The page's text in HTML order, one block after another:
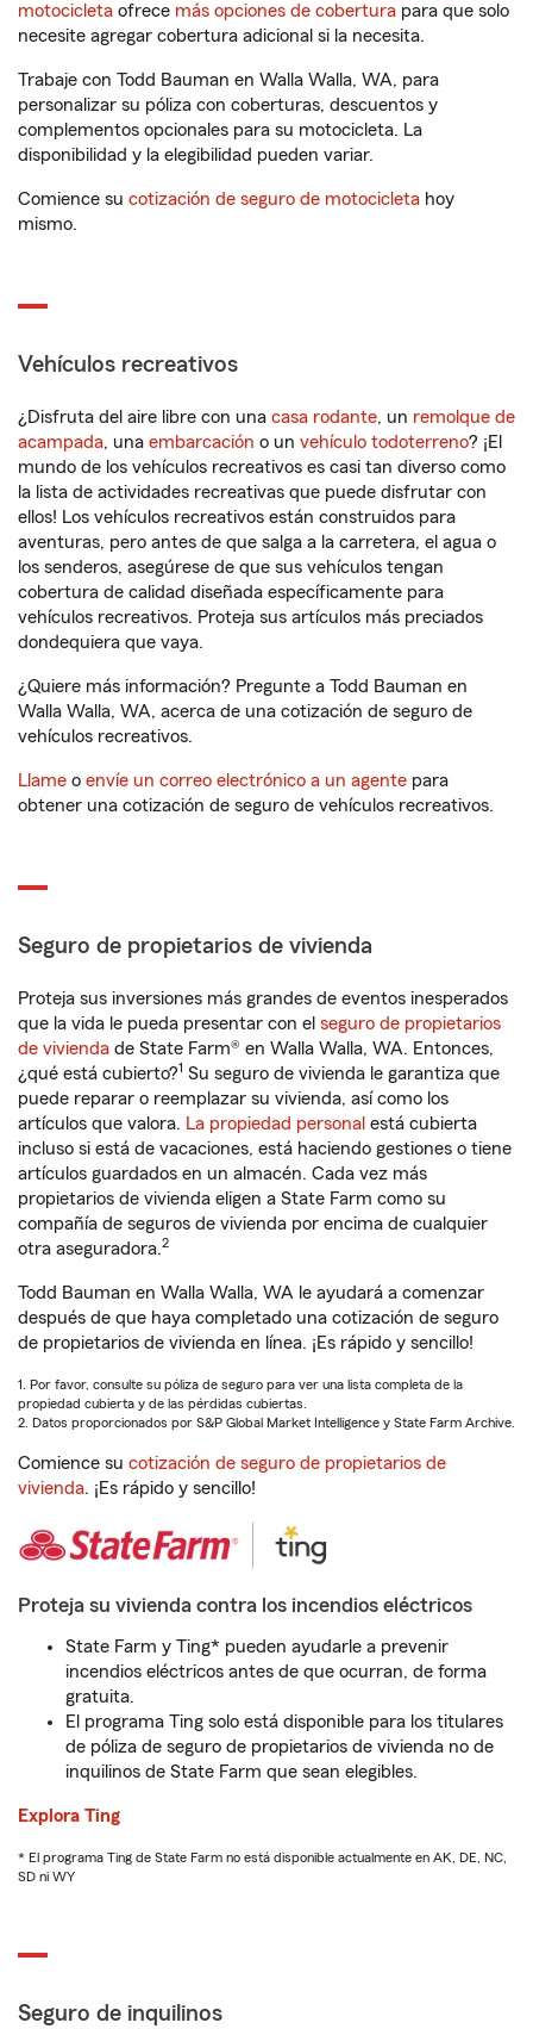
motocicleta ofrece más opciones de cobertura para que solo
necesite agregar cobertura adicional si la necesita.
Trabaje con Todd Bauman en Walla Walla, WA, para
personalizar su póliza con coberturas, descuentos y
complementos opcionales para su motocicleta. La
disponibilidad y la elegibilidad pueden variar.
Comience su cotización de seguro de motocicleta hoy
mismo.
Vehículos recreativos
¿Disfruta del aire libre con una casa rodante, un remolque de
acampada, una embarcación o un vehículo todoterreno? ¡El
mundo de los vehículos recreativos es casi tan diverso como
la lista de actividades recreativas que puede disfrutar con
ellos! Los vehículos recreativos están construidos para
aventuras, pero antes de que salga a la carretera, el agua o
los senderos, asegúrese de que sus vehículos tengan
cobertura de calidad diseñada específicamente para
vehículos recreativos. Proteja sus artículos más preciados
dondequiera que vaya.
¿Quiere más información? Pregunte a Todd Bauman en
Walla Walla, WA, acerca de una cotización de seguro de
vehículos recreativos.
Llame o envíe un correo electrónico a un agente para
obtener una cotización de seguro de vehículos recreativos.
Seguro de propietarios de vivienda
Proteja sus inversiones más grandes de eventos inesperados
que la vida le pueda presentar con el seguro de propietarios
de vivienda de State Farm® en Walla Walla, WA. Entonces,
¿qué está cubierto?1 Su seguro de vivienda le garantiza que
puede reparar o reemplazar su vivienda, así como los
artículos que valora. La propiedad personal está cubierta
incluso si está de vacaciones, está haciendo gestiones o tiene
artículos guardados en un almacén. Cada vez más
propietarios de vivienda eligen a State Farm como su
compañía de seguros de vivienda por encima de cualquier
otra aseguradora.2
Todd Bauman en Walla Walla, WA le ayudará a comenzar
después de que haya completado una cotización de seguro
de propietarios de vivienda en línea. ¡Es rápido y sencillo!
1. Por favor, consulte su póliza de seguro para ver una lista completa de la
propiedad cubierta y de las pérdidas cubiertas.
2. Datos proporcionados por S&P Global Market Intelligence y State Farm Archive.
Comience su cotización de seguro de propietarios de
vivienda. ¡Es rápido y sencillo!
Proteja su vivienda contra los incendios eléctricos
State Farm y Ting* pueden ayudarle a prevenir
incendios eléctricos antes de que ocurran, de forma
gratuita.
El programa Ting solo está disponible para los titulares
de póliza de seguro de propietarios de vivienda no de
inquilinos de State Farm que sean elegibles.
Explora Ting
* El programa Ting de State Farm no está disponible actualmente en AK, DE, NC,
SD ni WY
Seguro de inquilinos